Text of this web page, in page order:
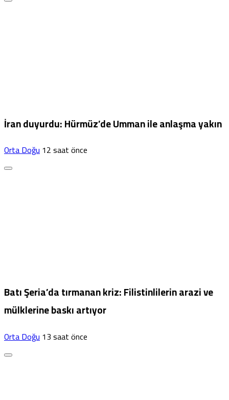
İran duyurdu: Hürmüz’de Umman ile anlaşma yakın
Orta Doğu12 saat önce
Batı Şeria’da tırmanan kriz: Filistinlilerin arazi ve
mülklerine baskı artıyor
Orta Doğu13 saat önce